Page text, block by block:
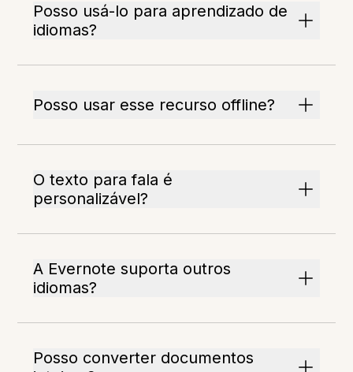
Posso usá-lo para aprendizado de
idiomas?
Posso usar esse recurso offline?
O texto para fala é
personalizável?
A Evernote suporta outros
idiomas?
Posso converter documentos